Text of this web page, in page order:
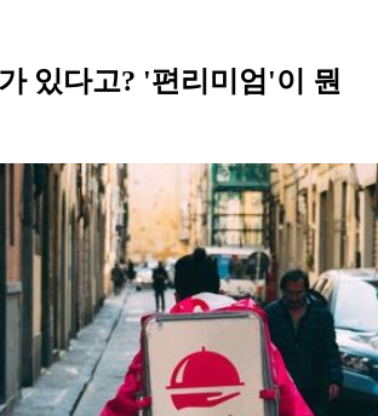
있다고? '편리미엄'이 뭔